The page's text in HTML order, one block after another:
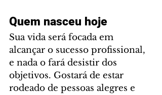
Quem nasceu hoje
Sua vida será focada em
alcançar o sucesso profissional,
e nada o fará desistir dos
objetivos. Gostará de estar
rodeado de pessoas alegres e